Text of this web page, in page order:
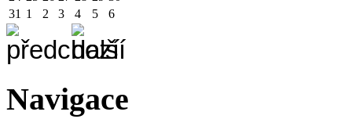
31 1 2 3 4 5 6
Navigace